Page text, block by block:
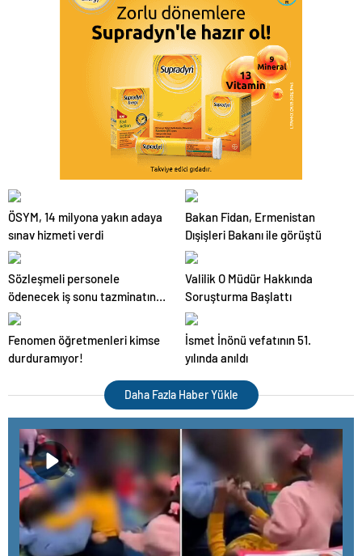
ÖSYM, 14 milyona yakın adaya
sınav hizmeti verdi
Bakan Fidan, Ermenistan
Dışişleri Bakanı ile görüştü
Sözleşmeli personele
ödenecek iş sonu tazminatının
hesabında uygulanacak
Valilik O Müdür Hakkında
Soruşturma Başlattı
Fenomen öğretmenleri kimse
durduramıyor!
İsmet İnönü vefatının 51.
yılında anıldı
Daha Fazla Haber Yükle